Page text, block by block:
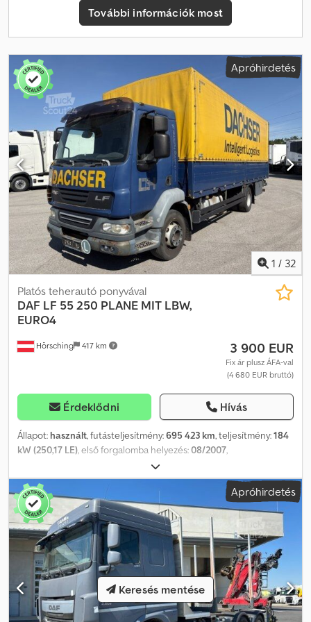
Tévedés, adatbeviteli hiba és előzetes értékesítés joga fenntartva.
Crodsznb T Sspfx AnzofTovábbi információk most
Apróhirdetés
1 / 32
Hörsching 417 km
Platós teherautó ponyvával
DAF LF 55 250 PLANE MIT LBW,
EURO4
3 900 EUR
Fix ár plusz ÁFA-val
(4 680 EUR bruttó)
Érdeklődni Hívás
Állapot: használt, futásteljesítmény:695 423 km, teljesítmény:184
kW (250,17 LE) , első forgalomba helyezés:08/2007
, saját tömeg:
7 745 kg, össztömeg:15 000 kg, abroncs méret:285/70 R19,5,
tengelyelrendezés:
, fékek:
, vezetőfülke:
nappali fülke, hajtástípus:mechanikai, kibocsátási osztály:Euro 4
felfüggesztés:acél-levegő, ülések száma: , Felszereltség: ABS,
differenciálzár, központi zár, teherautó regisztráció, tempomat
| DAF LF 55.250 teherautó | Palfinger PBS-1500 rakodóplat
platform, 1500 kg teherbírás | EURO 4 | Tolótető | Elektromos
ablakok, elektromos tükrök | Manuális váltó | Sebességtartó
automatika | Motorfék | Szerszámtár | A tévedés és az elővételi jog
fenntartva. Cedpfszm I N Dsx Anzjrf
Apróhirdetés
Keresés mentése